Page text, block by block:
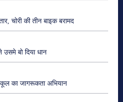
चोरी की तीन बाइक बरामद
उसमे बो दिया धान
का जागरूकता अभियान